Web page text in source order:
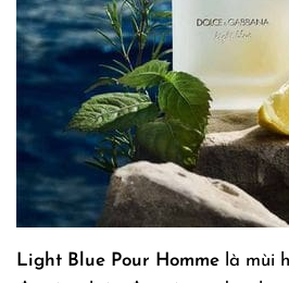
Light Blue Pour Homme là mùi